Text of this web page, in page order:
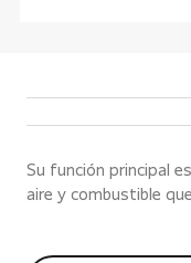
Su función principal
aire y combustible